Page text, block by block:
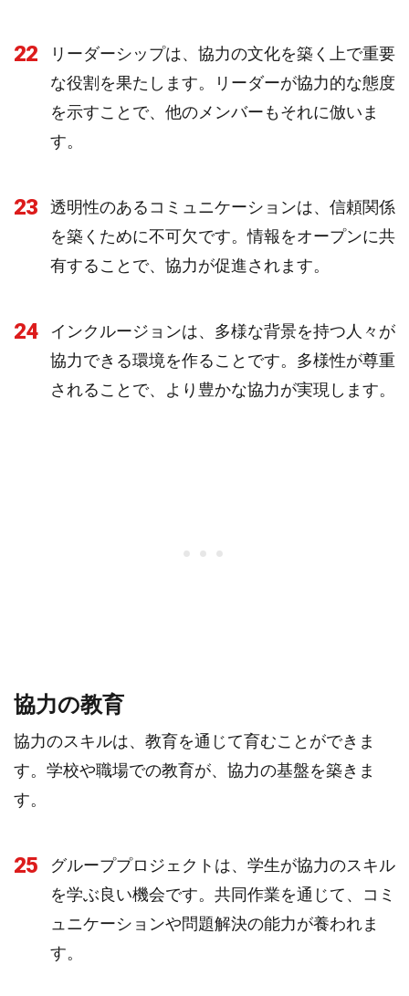
22
リーダーシップは、協力の文化を築く上で重要
な役割を果たします。リーダーが協力的な態度
を示すことで、他のメンバーもそれに倣いま
す。
23
透明性のあるコミュニケーションは、信頼関係
を築くために不可欠です。情報をオープンに共
有することで、協力が促進されます。
24
インクルージョンは、多様な背景を持つ人々が
協力できる環境を作ることです。多様性が尊重
されることで、より豊かな協力が実現します。
協力の教育
協力のスキルは、教育を通じて育むことができま
す。学校や職場での教育が、協力の基盤を築きま
す。
25
グループプロジェクトは、学生が協力のスキル
を学ぶ良い機会です。共同作業を通じて、コミ
ュニケーションや問題解決の能力が養われま
す。